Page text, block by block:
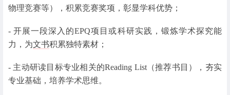
物理竞赛等），积累竞赛奖项，彰显学科优势；
- 开展一段深入的EPQ项目或科研实践，锻炼学术探究能
力，为文书积累独特素材；
- 主动研读目标专业相关的Reading List（推荐书目），夯实
专业基础，培养学术思维。